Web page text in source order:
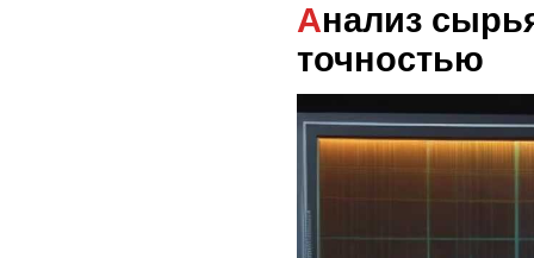
Анализ сырья с высокой
точностью